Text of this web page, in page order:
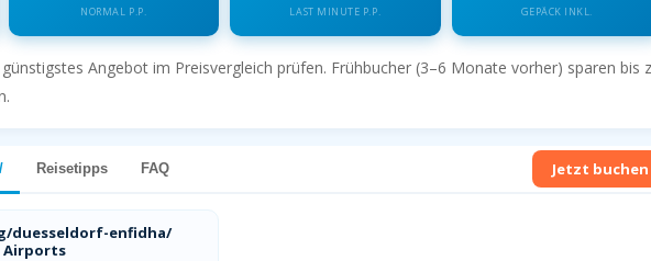
NORMAL P.P. LAST MINUTE P.P. GEPÄCK INKL.
Angebot im Preisvergleich prüfen. Frühbucher (3–6 Monate vorher) sparen bis
Reisetipps FAQ Jetzt buchen
duesseldorf-enfidha/
Airports